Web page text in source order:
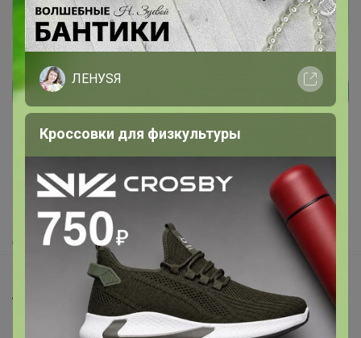
Реклама
Как здесь все устроено?
Как сделать заказ?
Как получить?
Доставка
Торговые марки
Наша команда
ЛЕНУSЯ
Кроссовки для физкультуры